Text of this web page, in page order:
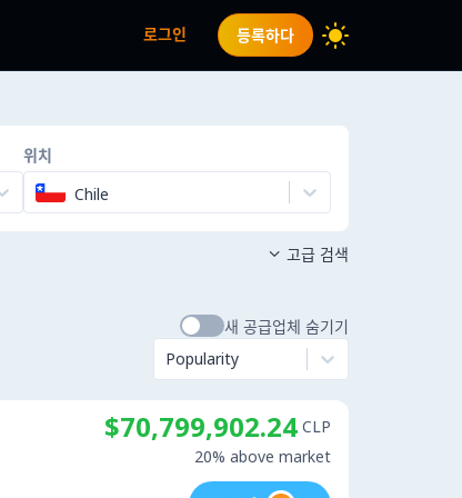
로그인 등록하다
위치
Chile
 고급 검색
새 공급업체 숨기기
Popularity
$70,799,902.24 CLP
20% above market